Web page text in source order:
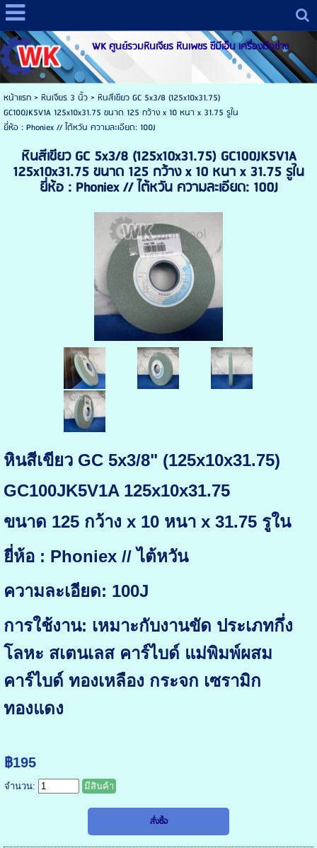
WK ศูนย์รวมหินเจียร หินเพชร ซีบีเอ็น เครื่องมือช่าง
หน้าแรก> หินเจียร 3 นิ้ว> หินสีเขียว GC 5x3/8 (125x10x31.75)
GC100JK5V1A 125x10x31.75 ขนาด 125 กว้าง x 10 หนา x 31.75 รูใน
ยี่ห้อ : Phoniex // ไต้หวัน ความละเอียด: 100J
หินสีเขียว GC 5x3/8 (125x10x31.75) GC100JK5V1A
125x10x31.75 ขนาด 125 กว้าง x 10 หนา x 31.75 รูใน
ยี่ห้อ : Phoniex // ไต้หวัน ความละเอียด: 100J
หินสีเขียว GC 5x3/8" (125x10x31.75)
GC100JK5V1A 125x10x31.75
ขนาด 125 กว้าง x 10 หนา x 31.75 รูใน
ยี่ห้อ : Phoniex // ไต้หวัน
ความละเอียด: 100J
การใช้งาน: เหมาะกับงานขัด ประเภทกึ่ง
โลหะ สเตนเลส คาร์ไบด์ แม่พิมพ์ผสม
คาร์ไบด์ ทองเหลือง กระจก เซรามิก
ทองแดง
฿195
จำนวน: มีสินค้า